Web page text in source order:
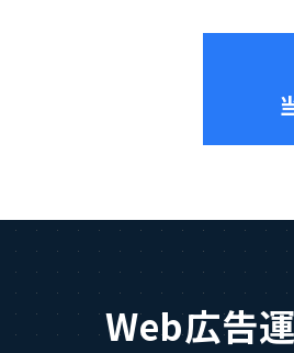
Web広告